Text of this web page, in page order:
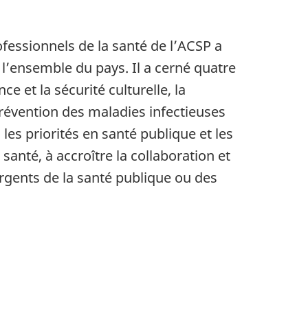
de la santé de l’ACSP a
du pays. Il a cerné quatre
et la sécurité culturelle, la
des maladies infectieuses
priorités en santé publique et les
à accroître la collaboration et
de la santé publique ou des